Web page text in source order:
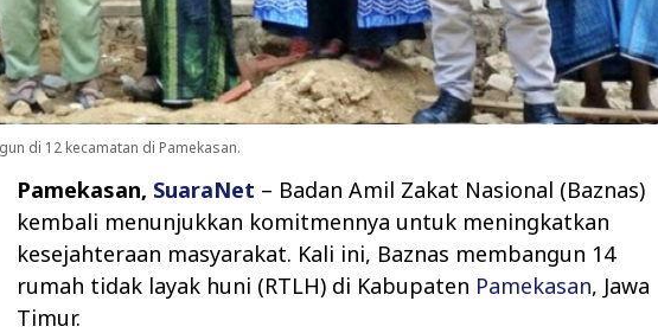
di 12 kecamatan di Pamekasan.
Pamekasan, SuaraNet – Badan Amil Zakat Nasional (Baznas)
kembali menunjukkan komitmennya untuk meningkatkan
kesejahteraan masyarakat. Kali ini, Baznas membangun 14
rumah tidak layak huni (RTLH) di Kabupaten Pamekasan, Jawa
Timur.